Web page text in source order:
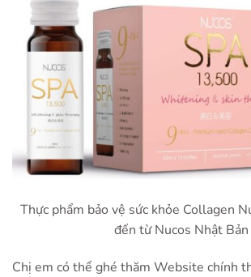
Thực phẩm bảo vệ sức khỏe Collagen
đến từ Nucos Nhật Bản
Chị em có thể ghé thăm Website chính